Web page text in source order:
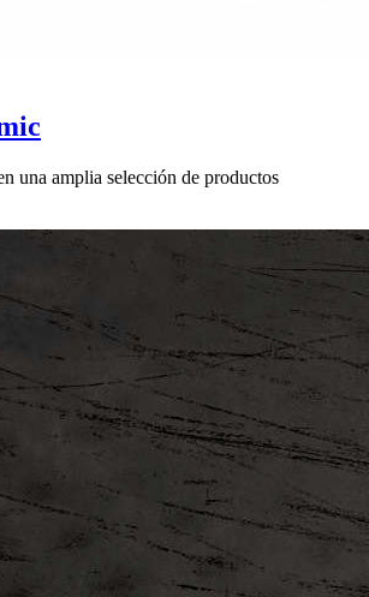
una amplia selección de productos